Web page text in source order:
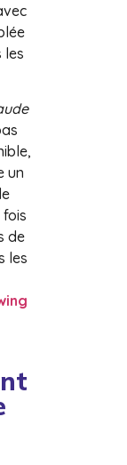
les
un
de
les